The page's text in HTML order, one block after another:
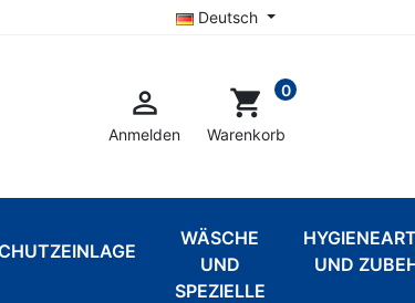
Deutsch

Anmelden
shopping_cart 0
Warenkorb
WÄSCHE
UND
SPEZIELLE
UND